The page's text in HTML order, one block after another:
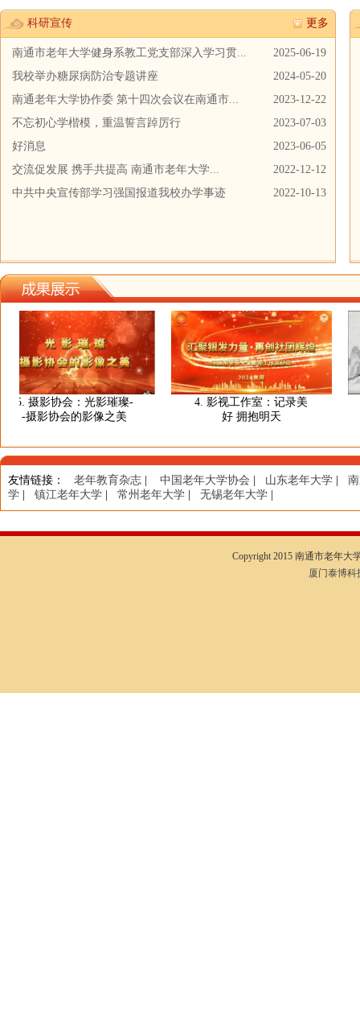
科研宣传 更多
南通市老年大学健身系教工党支部深入学习贯...
2025-06-19
我校举办糖尿病防治专题讲座
2024-05-20
南通老年大学协作委 第十四次会议在南通市...
2023-12-22
不忘初心学楷模，重温誓言踔厉行
2023-07-03
好消息
2023-06-05
交流促发展 携手共提高 南通市老年大学...
2022-12-12
中共中央宣传部学习强国报道我校办学事迹
2022-10-13
5. 摄影协会：光影璀璨-
-摄影协会的影像之美
4. 影视工作室：记录美
好 拥抱明天
友情链接 ： 老年教育杂志 中国老年大学协会 山东老年大学
学
镇江老年大学 常州老年大学 无锡老年大学
Copyright 2015 南通市老年大
厦门泰博